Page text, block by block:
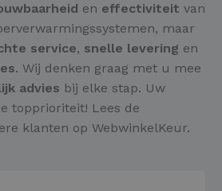
en effectiviteit van
maar
service, snelle levering en
. Wij denken graag met u mee
advies bij elke stap. Uw
topprioriteit! Lees de
klanten op WebwinkelKeur.